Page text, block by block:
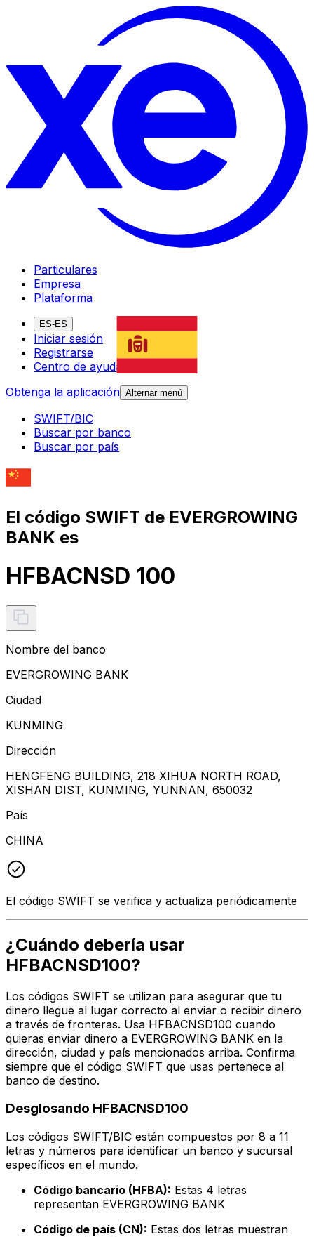
Particulares
Empresa
Plataforma
ES-ES
Iniciar sesión
Registrarse
Centro de ayuda
Obtenga la aplicación Alternar menú
SWIFT/BIC
Buscar por banco
Buscar por país
El código SWIFT de EVERGROWING
BANK es
HFBACNSD 100
Nombre del banco
EVERGROWING BANK
Ciudad
KUNMING
Dirección
HENGFENG BUILDING, 218 XIHUA NORTH ROAD,
XISHAN DIST, KUNMING, YUNNAN, 650032
País
CHINA
El código SWIFT se verifica y actualiza periódicamente
¿Cuándo debería usar
HFBACNSD100?
Los códigos SWIFT se utilizan para asegurar que tu
dinero llegue al lugar correcto al enviar o recibir dinero
a través de fronteras. Usa HFBACNSD100 cuando
quieras enviar dinero a EVERGROWING BANK en la
dirección, ciudad y país mencionados arriba. Confirma
siempre que el código SWIFT que usas pertenece al
banco de destino.
Desglosando HFBACNSD100
Los códigos SWIFT/BIC están compuestos por 8 a 11
letras y números para identificar un banco y sucursal
específicos en el mundo.
Código bancario (HFBA): Estas 4 letras
representan EVERGROWING BANK
Código de país (CN): Estas dos letras muestran